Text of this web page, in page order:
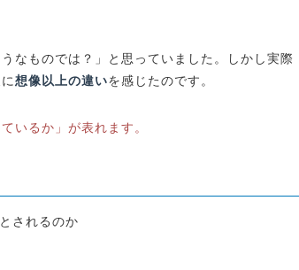
なものでは？」と思っていました。しかし実際
想像以上の違いを感じたのです。
いるか」が表れます。
されるのか